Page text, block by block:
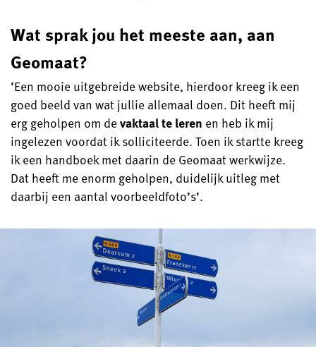
Wat sprak jou het meeste aan, aan
Geomaat?
‘Een mooie uitgebreide website, hierdoor kreeg ik een
goed beeld van wat jullie allemaal doen. Dit heeft mij
erg geholpen om devaktaal te leren en heb ik mij
ingelezen voordat ik solliciteerde. Toen ik startte kreeg
ik een handboek met daarin de Geomaat werkwijze.
Dat heeft me enorm geholpen, duidelijk uitleg met
daarbij een aantal voorbeeldfoto’s’.